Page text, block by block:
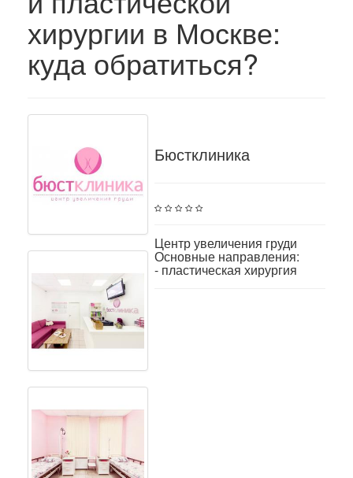
хирургии в Москве:
куда обратиться?
Бюстклиника
Центр увеличения груди
Основные направления:
- пластическая хирургия